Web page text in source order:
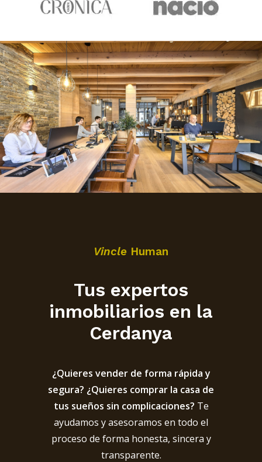
Vincle Human
Tus expertos
inmobiliarios en la
Cerdanya
¿Quieres vender de forma rápida y
segura? ¿Quieres comprar la casa de
tus sueños sin complicaciones? Te
ayudamos y asesoramos en todo el
proceso de forma honesta, sincera y
transparente.